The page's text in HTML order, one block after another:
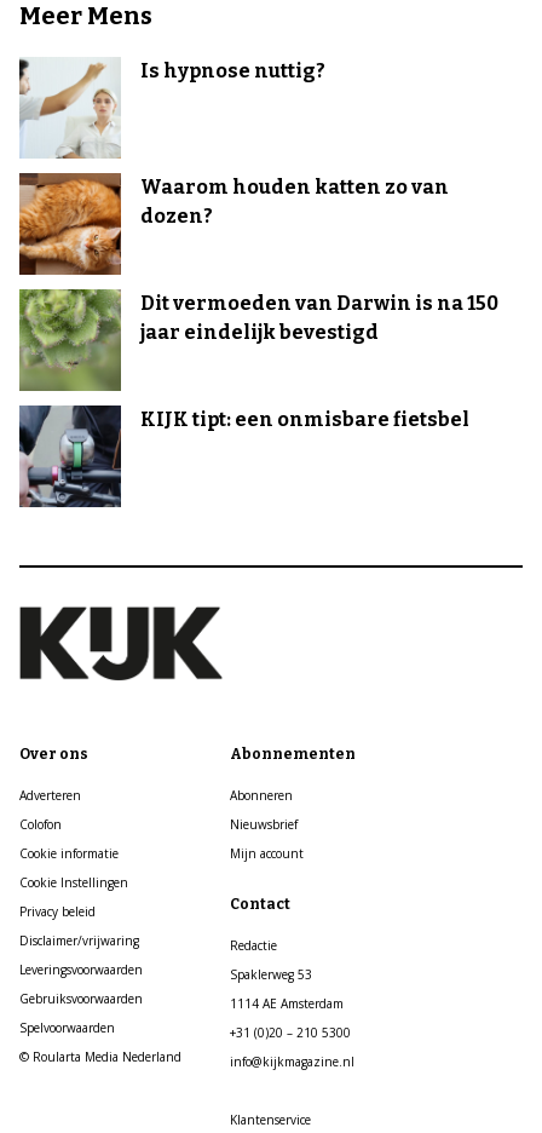
Meer Mens
Is hypnose nuttig?
Waarom houden katten zo van
dozen?
Dit vermoeden van Darwin is na 150
jaar eindelijk bevestigd
KIJK tipt: een onmisbare fietsbel
Over ons
Adverteren
Colofon
Cookie informatie
Cookie Instellingen
Privacy beleid
Disclaimer/vrijwaring
Leveringsvoorwaarden
Gebruiksvoorwaarden
Spelvoorwaarden
© Roularta Media Nederland
Abonnementen
Abonneren
Nieuwsbrief
Mijn account
Contact
Redactie
Spaklerweg 53
1114 AE Amsterdam
+31 (0)20 – 210 5300
info@kijkmagazine.nl
Klantenservice